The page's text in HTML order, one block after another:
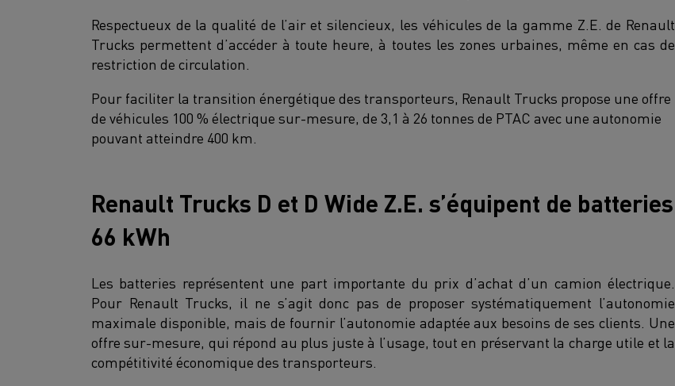
Respectueux de la qualité de l’air et silencieux, les véhicules de la gamme Z.E. de Renault
Trucks permettent d’accéder à toute heure, à toutes les zones urbaines, même en cas de
restriction de circulation.
Pour faciliter la transition énergétique des transporteurs, Renault Trucks propose une offre
de véhicules 100 % électrique sur-mesure, de 3,1 à 26 tonnes de PTAC avec une autonomie
pouvant atteindre 400 km.
Renault Trucks D et D Wide Z.E. s’équipent de batteries
66 kWh
Les batteries représentent une part importante du prix d’achat d’un camion électrique.
Pour Renault Trucks, il ne s’agit donc pas de proposer systématiquement l’autonomie
maximale disponible, mais de fournir l’autonomie adaptée aux besoins de ses clients. Une
offre sur-mesure, qui répond au plus juste à l’usage, tout en préservant la charge utile et la
compétitivité économique des transporteurs.